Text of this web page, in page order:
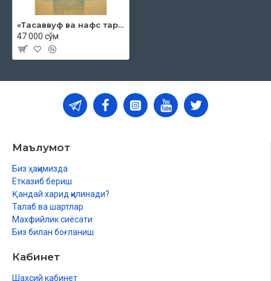
«Тасаввуф ва нафс тарбияси»
47 000 сўм
Маълумот
Биз ҳақимизда
Етказиб бериш
Қандай харид қилинади?
Талаб ва шартлар
Махфийлик сиёсати
Биз билан боғланиш
Кабинет
Шахсий кабинет